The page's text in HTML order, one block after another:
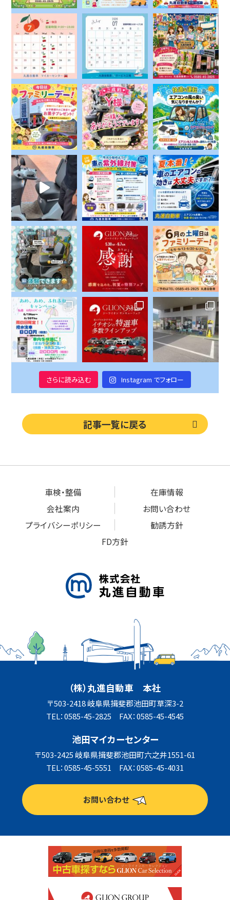
さらに読み込む Instagram でフォロー
記事一覧に戻る
車検・整備
在庫情報
会社案内
お問い合わせ
プライバシーポリシー
勧誘方針
FD方針
（株）丸進自動車 本社
〒503-2418 岐阜県揖斐郡池田町草深3-2
TEL：0585-45-2825 FAX：0585-45-4545
池田マイカーセンター
〒503-2425 岐阜県揖斐郡池田町六之井1551-61
TEL：0585-45-5551 FAX：0585-45-4031
お問い合わせ